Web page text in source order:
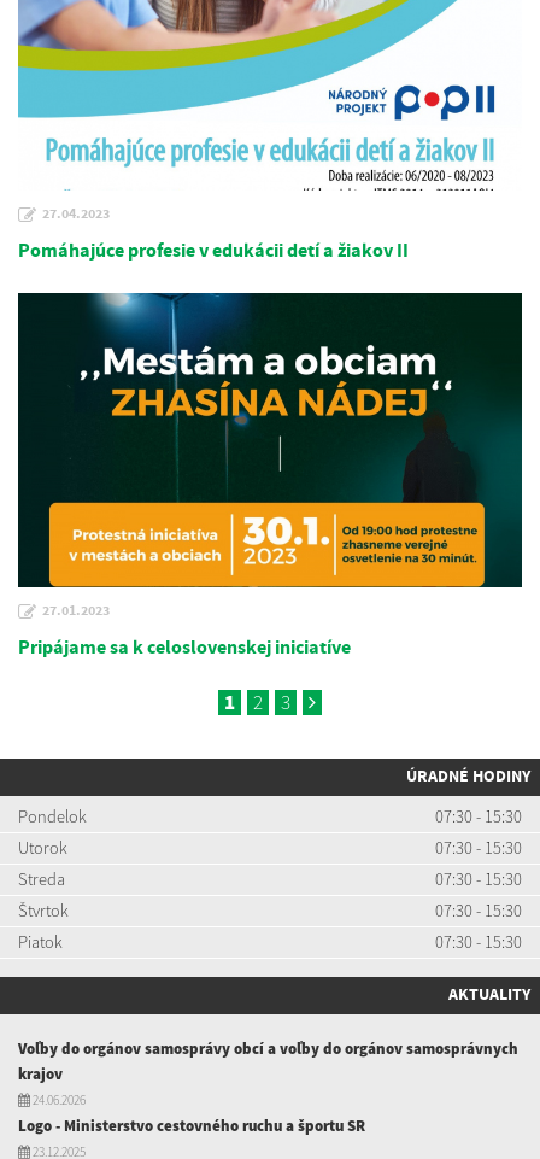
27.04.2023
Pomáhajúce profesie v edukácii detí a žiakov II
27.01.2023
Pripájame sa k celoslovenskej iniciatíve
1 2 3
ÚRADNÉ HODINY
Pondelok
07:30 - 15:30
Utorok
07:30 - 15:30
Streda
07:30 - 15:30
Štvrtok
07:30 - 15:30
Piatok
07:30 - 15:30
AKTUALITY
Voľby do orgánov samosprávy obcí a voľby do orgánov samosprávnych
krajov
24.06.2026
Logo - Ministerstvo cestovného ruchu a športu SR
23.12.2025